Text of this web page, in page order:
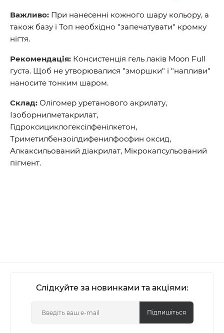
Важливо: При нанесенні кожного шару кольору, а
також базу і Топ необхідно "запечатувати" кромку
нігтя.
Рекомендація: Консистенція гель лаків Moon Full
густа. Щоб не утворювалися "зморшки" і "напливи"
наносите тонким шаром.
Склад: Олігомер уретанового акрилату,
Ізоборнилметакрилат,
Гідроксициклогексілфенілкетон,
Триметилбензоілдифенилфосфин оксид,
Алкаксильований діакрилат, Мікрокапсульований
пігмент.
Слідкуйте за новинками та акціями:
Підпишіться